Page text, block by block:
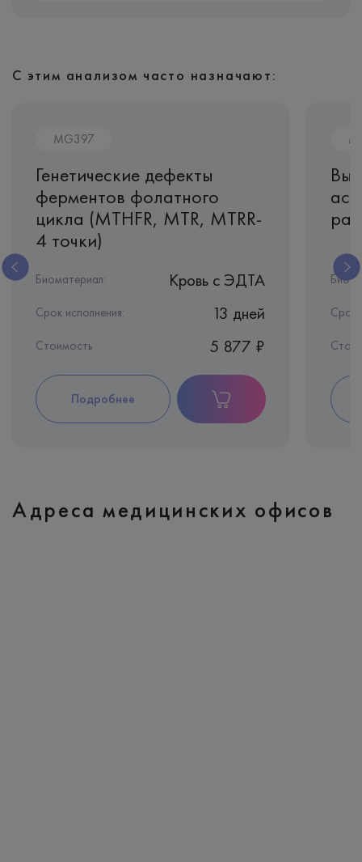
С этим анализом часто назначают:
MG397
Генетические дефекты
ферментов фолатного
цикла (MTHFR, MTR, MTRR-
4 точки)
Биоматериал: Кровь c ЭДТА
Срок исполнения: 13 дней
Стоимость 5 877 ₽
Подробнее
Срок
Адреса медицинских офисов